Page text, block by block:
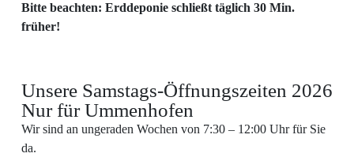
Bitte beachten: Erddeponie schließt täglich 30 Min.
früher!
Unsere Samstags-Öffnungszeiten 2026
Nur für Ummenhofen
Wir sind an ungeraden Wochen von 7:30 – 12:00 Uhr für Sie
da.